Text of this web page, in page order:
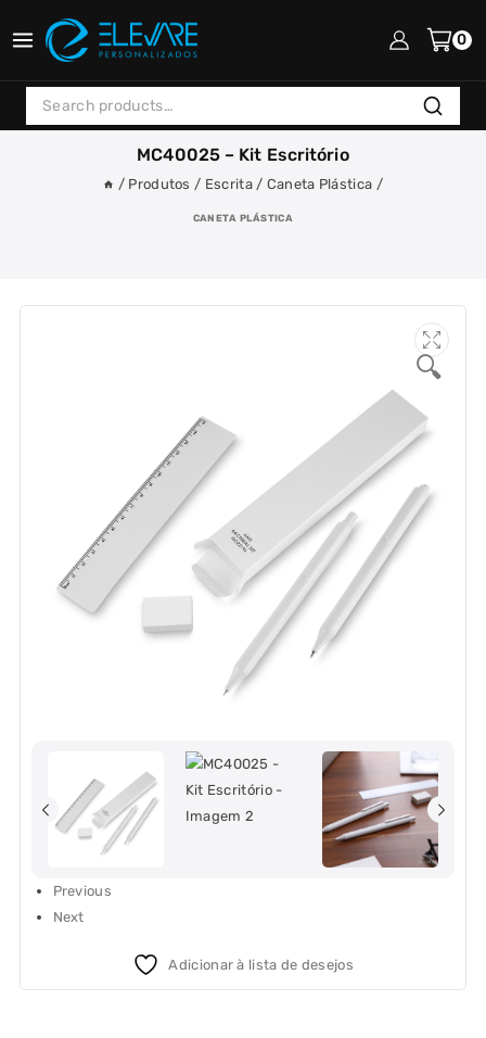
to
0
Search
for:
Search
MC40025 – Kit Escritório
/ Produtos / Escrita / Caneta Plástica /
CANETA PLÁSTICA
🔍
Previous
Next
Adicionar à lista de desejos